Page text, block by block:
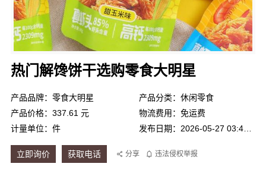
热门解馋饼干选购零食大明星
产品品牌：零食大明星
产品分类：休闲零食
产品价格：337.61 元
物流费用：免运费
计量单位：件
立即询价 获取电话 分享 违法侵权举报